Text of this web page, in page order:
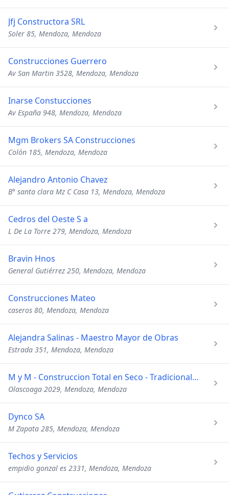
Jfj Constructora SRL
Soler 85, Mendoza, Mendoza
Construcciones Guerrero
Av San Martin 3528, Mendoza, Mendoza
Inarse Constucciones
Av España 948, Mendoza, Mendoza
Mgm Brokers SA Construcciones
Colón 185, Mendoza, Mendoza
Alejandro Antonio Chavez
B° santa clara Mz C Casa 13, Mendoza, Mendoza
Cedros del Oeste S a
L De La Torre 279, Mendoza, Mendoza
Bravin Hnos
General Gutiérrez 250, Mendoza, Mendoza
Construcciones Mateo
caseros 80, Mendoza, Mendoza
Alejandra Salinas - Maestro Mayor de Obras
Estrada 351, Mendoza, Mendoza
M y M - Construccion Total en Seco - Tradicional y Natural
Olascoaga 2029, Mendoza, Mendoza
Dynco SA
M Zapata 285, Mendoza, Mendoza
Techos y Servicios
empidio gonzal es 2331, Mendoza, Mendoza